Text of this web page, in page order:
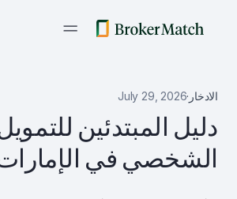
الادخار·
July 29, 2026
دليل المبتدئين للتمويل
الشخصي في الإمارات